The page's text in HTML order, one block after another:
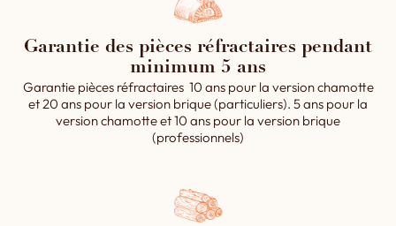
Garantie des pièces réfractaires pendant
minimum 5 ans
Garantie pièces réfractaires 10 ans pour la version chamotte
et 20 ans pour la version brique (particuliers). 5 ans pour la
version chamotte et 10 ans pour la version brique
(professionnels)